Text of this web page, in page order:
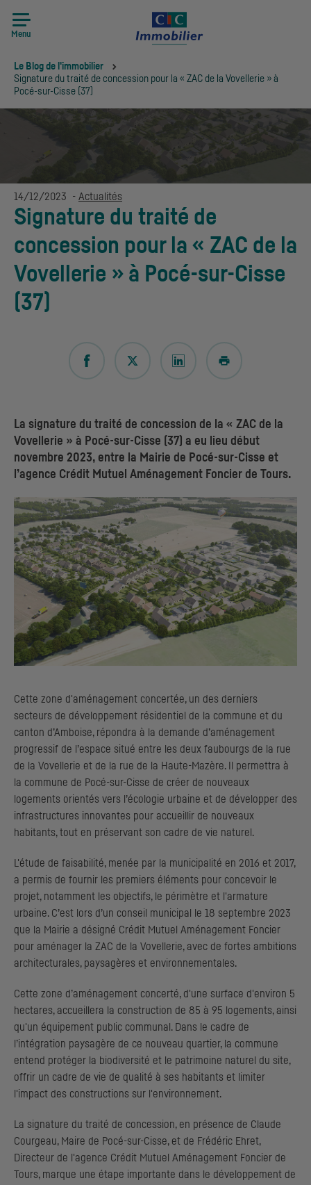
Menu
Vous êtes ici:
Le Blog de l'immobilier
Signature du traité de concession pour la « ZAC de la Vovellerie » à
Pocé-sur-Cisse (37)
14/12/2023 - Actualités
Signature du traité de
concession pour la « ZAC de la
Vovellerie » à Pocé-sur-Cisse
(37)
La signature du traité de concession de la « ZAC de la
Vovellerie » à Pocé-sur-Cisse (37) a eu lieu début
novembre 2023, entre la Mairie de Pocé-sur-Cisse et
l’agence Crédit Mutuel Aménagement Foncier de Tours.
Cette zone d'aménagement concertée, un des derniers
secteurs de développement résidentiel de la commune et du
canton d’Amboise, répondra à la demande d’aménagement
progressif de l’espace situé entre les deux faubourgs de la rue
de la Vovellerie et de la rue de la Haute-Mazère. Il permettra à
la commune de Pocé-sur-Cisse de créer de nouveaux
logements orientés vers l’écologie urbaine et de développer des
infrastructures innovantes pour accueillir de nouveaux
habitants, tout en préservant son cadre de vie naturel.
L'étude de faisabilité, menée par la municipalité en 2016 et 2017,
a permis de fournir les premiers éléments pour concevoir le
projet, notamment les objectifs, le périmètre et l'armature
urbaine. C’est lors d’un conseil municipal le 18 septembre 2023
que la Mairie a désigné Crédit Mutuel Aménagement Foncier
pour aménager la ZAC de la Vovellerie, avec de fortes ambitions
architecturales, paysagères et environnementales.
Cette zone d’aménagement concerté, d'une surface d'environ 5
hectares, accueillera la construction de 85 à 95 logements, ainsi
qu'un équipement public communal. Dans le cadre de
l’intégration paysagère de ce nouveau quartier, la commune
entend protéger la biodiversité et le patrimoine naturel du site,
offrir un cadre de vie de qualité à ses habitants et limiter
l'impact des constructions sur l'environnement.
La signature du traité de concession, en présence de Claude
Courgeau, Maire de Pocé-sur-Cisse, et de Frédéric Ehret,
Directeur de l'agence Crédit Mutuel Aménagement Foncier de
Tours, marque une étape importante dans le développement de